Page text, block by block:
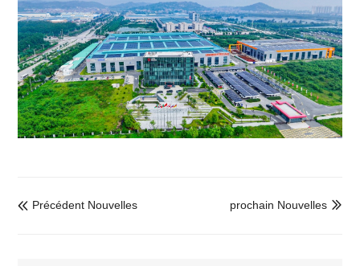
 Précédent Nouvelles 
prochain Nouvelles